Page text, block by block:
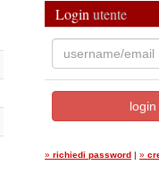
Login utente
» richiedi password | »